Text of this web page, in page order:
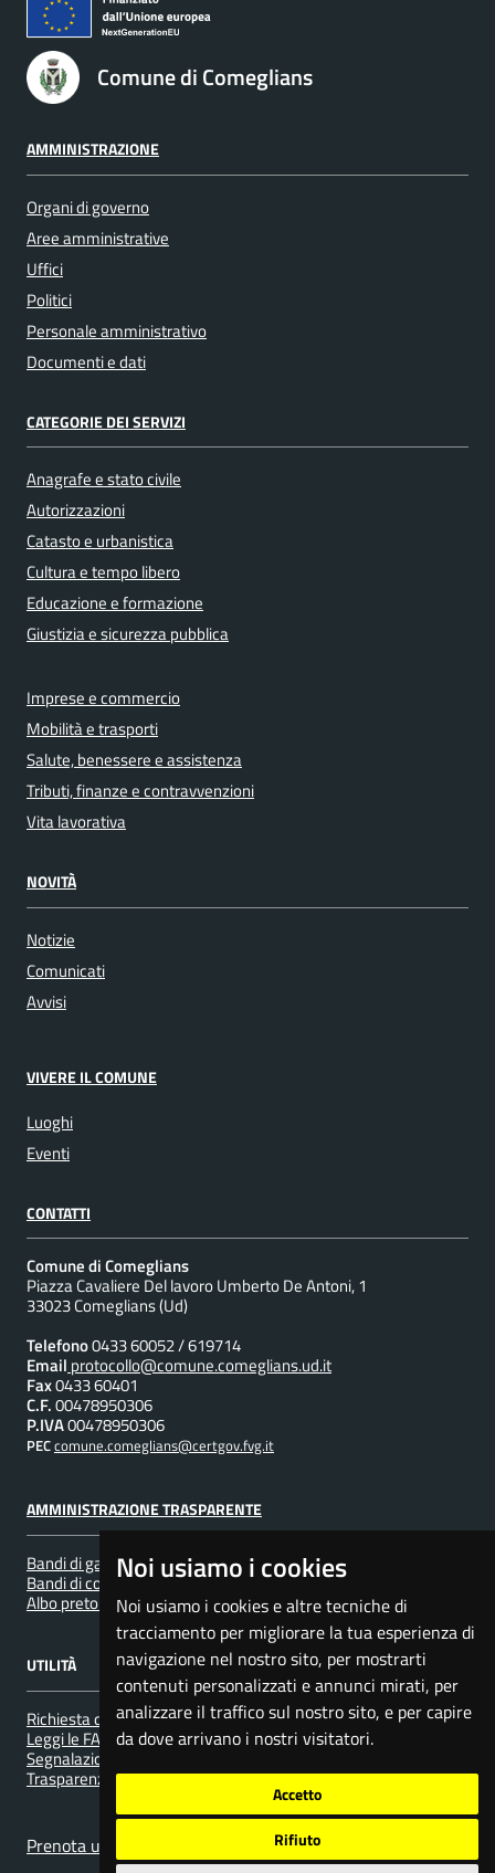
Noi usiamo i cookies
Noi usiamo i cookies e altre tecniche di
tracciamento per migliorare la tua esperienza di
navigazione nel nostro sito, per mostrarti
contenuti personalizzati e annunci mirati, per
analizzare il traffico sul nostro sito, e per capire
da dove arrivano i nostri visitatori.
Accetto
Rifiuto
Comune di Comeglians
AMMINISTRAZIONE
Organi di governo
Aree amministrative
Uffici
Politici
Personale amministrativo
Documenti e dati
CATEGORIE DEI SERVIZI
Anagrafe e stato civile
Autorizzazioni
Catasto e urbanistica
Cultura e tempo libero
Educazione e formazione
Giustizia e sicurezza pubblica
Imprese e commercio
Mobilità e trasporti
Salute, benessere e assistenza
Tributi, finanze e contravvenzioni
Vita lavorativa
NOVITÀ
Notizie
Comunicati
Avvisi
VIVERE IL COMUNE
Luoghi
Eventi
CONTATTI
Comune di Comeglians
Piazza Cavaliere Del lavoro Umberto De Antoni, 1
33023 Comeglians (Ud)
Telefono0433 60052 / 619714
Email protocollo@comune.comeglians.ud.it
Fax0433 60401
C.F.00478950306
P.IVA00478950306
PECcomune.comeglians@certgov.fvg.it
AMMINISTRAZIONE TRASPARENTE
Bandi di gara e contratti
Bandi di concorso
Albo pretorio
UTILITÀ
Richiesta d'assistenza
Leggi le FAQ
Segnalazione disservizio
Trasparenza nel servizio di gestione dei rifiuti urbani e assimilati
Prenota un appuntamento